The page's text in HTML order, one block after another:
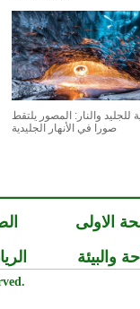
للجليد والنار: المصور يلتقط
صورا في الأنهار الجليدية
الاولى
والبيئة